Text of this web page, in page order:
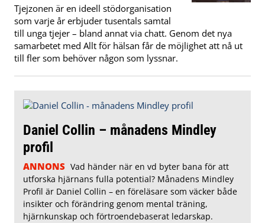
Tjejzonen är en ideell stödorganisation
som varje år erbjuder tusentals samtal
till unga tjejer – bland annat via chatt. Genom det nya
samarbetet med Allt för hälsan får de möjlighet att nå ut
till fler som behöver någon som lyssnar.
Daniel Collin – månadens Mindley
profil
ANNONS Vad händer när en vd byter bana för att
utforska hjärnans fulla potential? Månadens Mindley
Profil är Daniel Collin – en föreläsare som väcker både
insikter och förändring genom mental träning,
hjärnkunskap och förtroendebaserat ledarskap.